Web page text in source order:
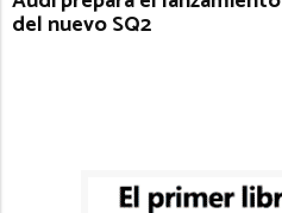
del nuevo SQ2